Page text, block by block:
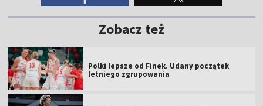
Zobacz też
Polki lepsze od Finek. Udany początek
letniego zgrupowania